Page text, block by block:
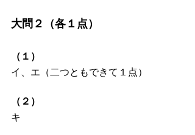
大問２（各１点）
（１）
イ、エ（二つともできて１点）
（２）
キ